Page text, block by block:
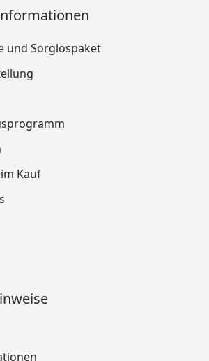
und Sorglospaket
Kauf